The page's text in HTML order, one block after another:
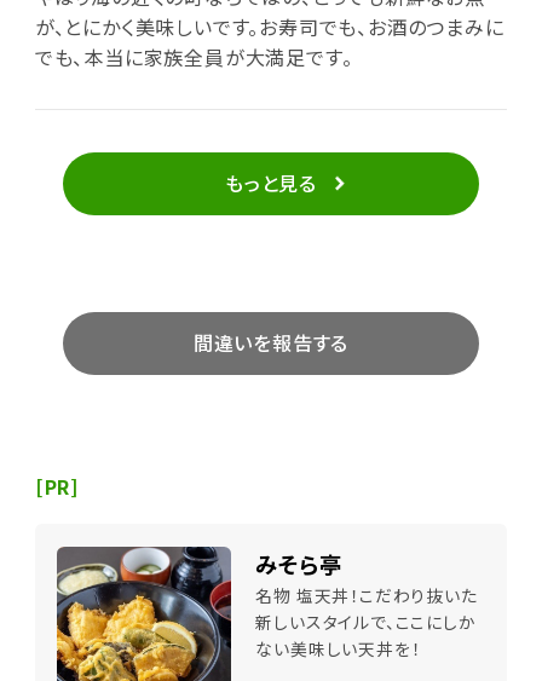
が、とにかく美味しいです。お寿司でも、お酒のつまみに
でも、本当に家族全員が大満足です。
もっと見る
間違いを報告する
[PR]
みそら亭
名物 塩天丼！こだわり抜いた
新しいスタイルで、ここにしか
ない美味しい天丼を！